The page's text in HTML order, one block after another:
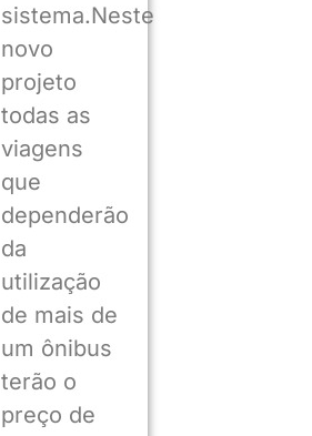
sistema.Neste
novo
projeto
todas as
viagens
que
dependerão
da
utilização
de mais de
um ônibus
terão o
preço de